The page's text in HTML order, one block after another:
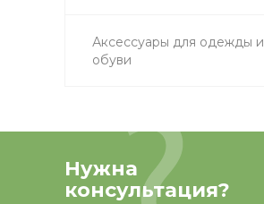
Аксессуары для одежды и
обуви
Нужна
консультация?